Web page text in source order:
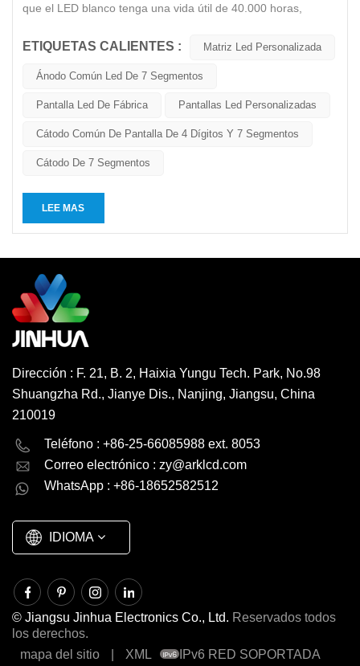
que el LED blanco tenga una vida útil de 40.000 horas,
iluminación. El principal argumento es que la vida útil de las
ETIQUETAS CALIENTES : Matriz Led Personalizada
Ánodo Común Led De 7 Segmentos
Pantalla Led De Fábrica Pantallas Led Personalizadas
Cátodo Común De Pantalla De 4 Dígitos Y 7 Segmentos
Cátodo De 7 Segmentos
LEE MAS
Dirección : F. 21, B. 2, Haixia Yungu Tech. Park, No.98
Shuangzha Rd., Jianye Dis., Nanjing, Jiangsu, China
210019
Teléfono : +86-25-66085988 ext. 8053
Correo electrónico : zy@arklcd.com
WhatsApp : +86-18652582512
IDIOMA
English Deutsch
русский español
العربية
© Jiangsu Jinhua Electronics Co., Ltd. Reservados todos
los derechos.
mapa del sitio
XML IPv6 RED SOPORTADA